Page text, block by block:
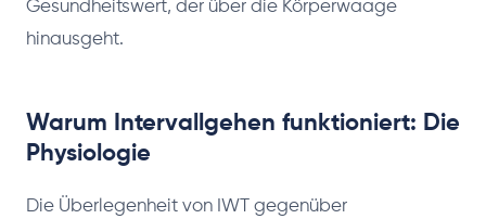
Gesundheitswert, der über die Körperwaage
hinausgeht.
Warum Intervallgehen funktioniert: Die
Physiologie
Die Überlegenheit von IWT gegenüber